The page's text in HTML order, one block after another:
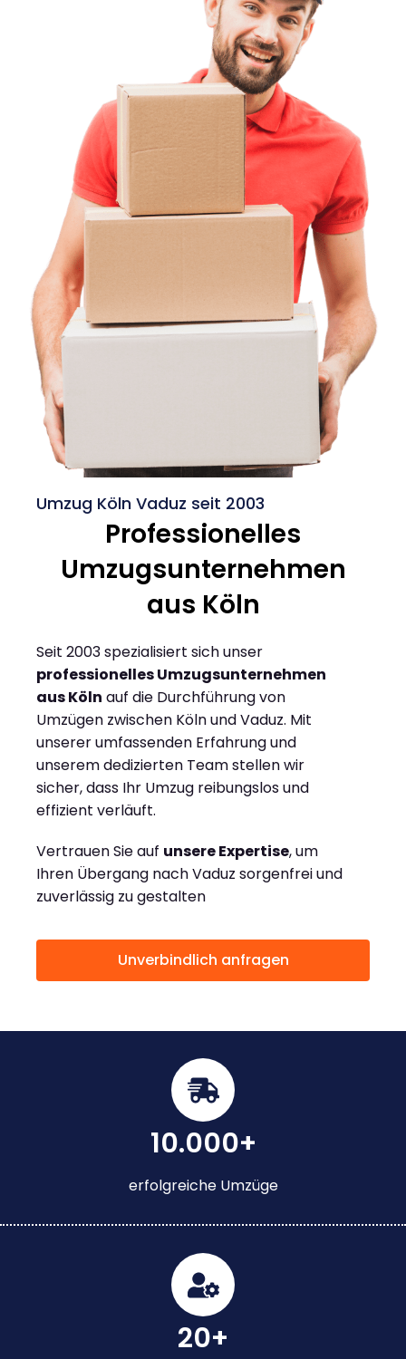
Umzug Köln Vaduz seit 2003
Professionelles
Umzugsunternehmen
aus Köln
Seit 2003 spezialisiert sich unser
professionelles Umzugsunternehmen
aus Köln auf die Durchführung von
Umzügen zwischen Köln und Vaduz. Mit
unserer umfassenden Erfahrung und
unserem dedizierten Team stellen wir
sicher, dass Ihr Umzug reibungslos und
effizient verläuft.
Vertrauen Sie auf unsere Expertise, um
Ihren Übergang nach Vaduz sorgenfrei und
zuverlässig zu gestalten
Unverbindlich anfragen
10.000+
erfolgreiche Umzüge
20+